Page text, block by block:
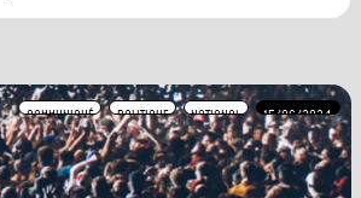
COMMUNIQUÉ POLITIQUE NATIONAL 15/06/2024